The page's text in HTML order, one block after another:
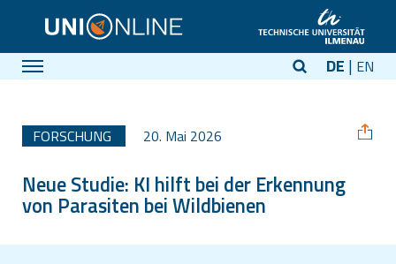
DE EN
FORSCHUNG 20. Mai 2026
Neue Studie: KI hilft bei der Erkennung
von Parasiten bei Wildbienen